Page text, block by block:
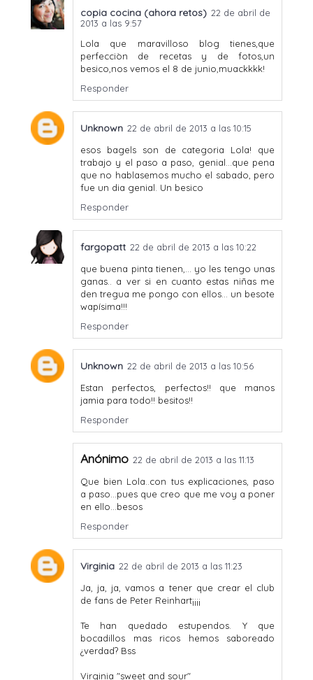
copia cocina (ahora retos) 22 de abril de
2013 a las 9:57
Lola que maravilloso blog tienes,que
perfecciòn de recetas y de fotos,un
besico,nos vemos el 8 de junio,muackkkk!
Responder
Unknown 22 de abril de 2013 a las 10:15
esos bagels son de categoria Lola! que
trabajo y el paso a paso, genial...que pena
que no hablasemos mucho el sabado, pero
fue un dia genial. Un besico
Responder
fargopatt 22 de abril de 2013 a las 10:22
que buena pinta tienen,... yo les tengo unas
ganas.. a ver si en cuanto estas niñas me
den tregua me pongo con ellos... un besote
wapísima!!!
Responder
Unknown 22 de abril de 2013 a las 10:56
Estan perfectos, perfectos!! que manos
jamia para todo!! besitos!!
Responder
Anónimo 22 de abril de 2013 a las 11:13
Que bien Lola..con tus explicaciones, paso
a paso...pues que creo que me voy a poner
en ello...besos
Responder
Virginia 22 de abril de 2013 a las 11:23
Ja, ja, ja, vamos a tener que crear el club
de fans de Peter Reinhart¡¡¡¡
Te han quedado estupendos. Y que
bocadillos mas ricos hemos saboreado
¿verdad? Bss
Virginia "sweet and sour"